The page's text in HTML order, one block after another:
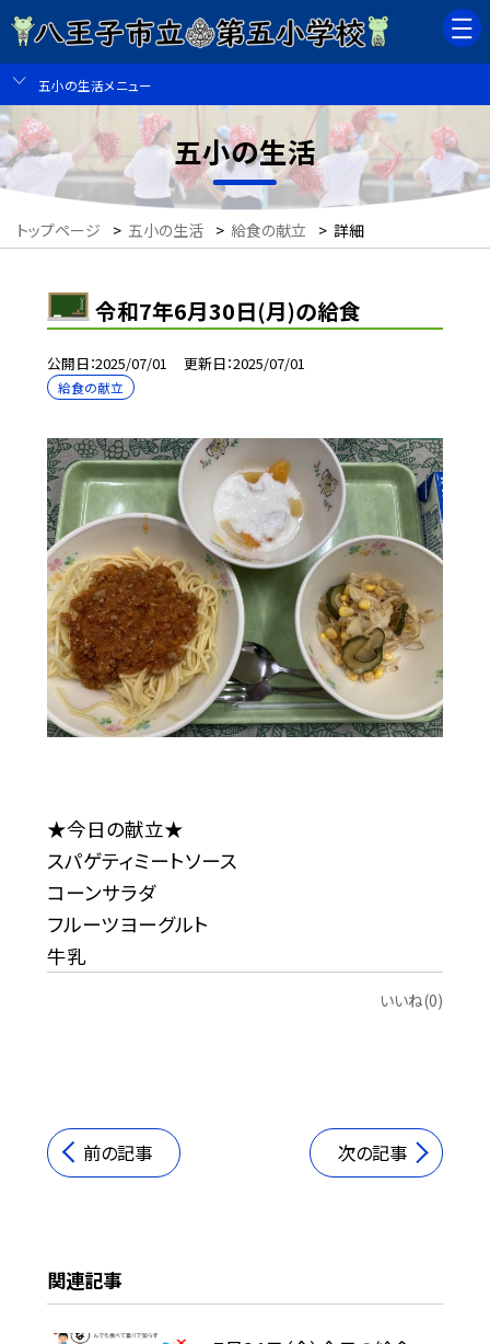
五小の生活メニュー
五小の生活
トップページ > 五小の生活 > 給食の献立 > 詳細
令和7年6月30日(月)の給食
公開日 2025/07/01 更新日 2025/07/01
給食の献立
★今日の献立★
スパゲティミートソース
コーンサラダ
フルーツヨーグルト
牛乳
いいね(0)
前の記事 次の記事
関連記事